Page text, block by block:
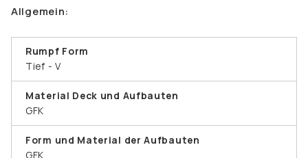
Allgemein:
Rumpf Form
Tief - V
Material Deck und Aufbauten
GFK
Form und Material der Aufbauten
GFK